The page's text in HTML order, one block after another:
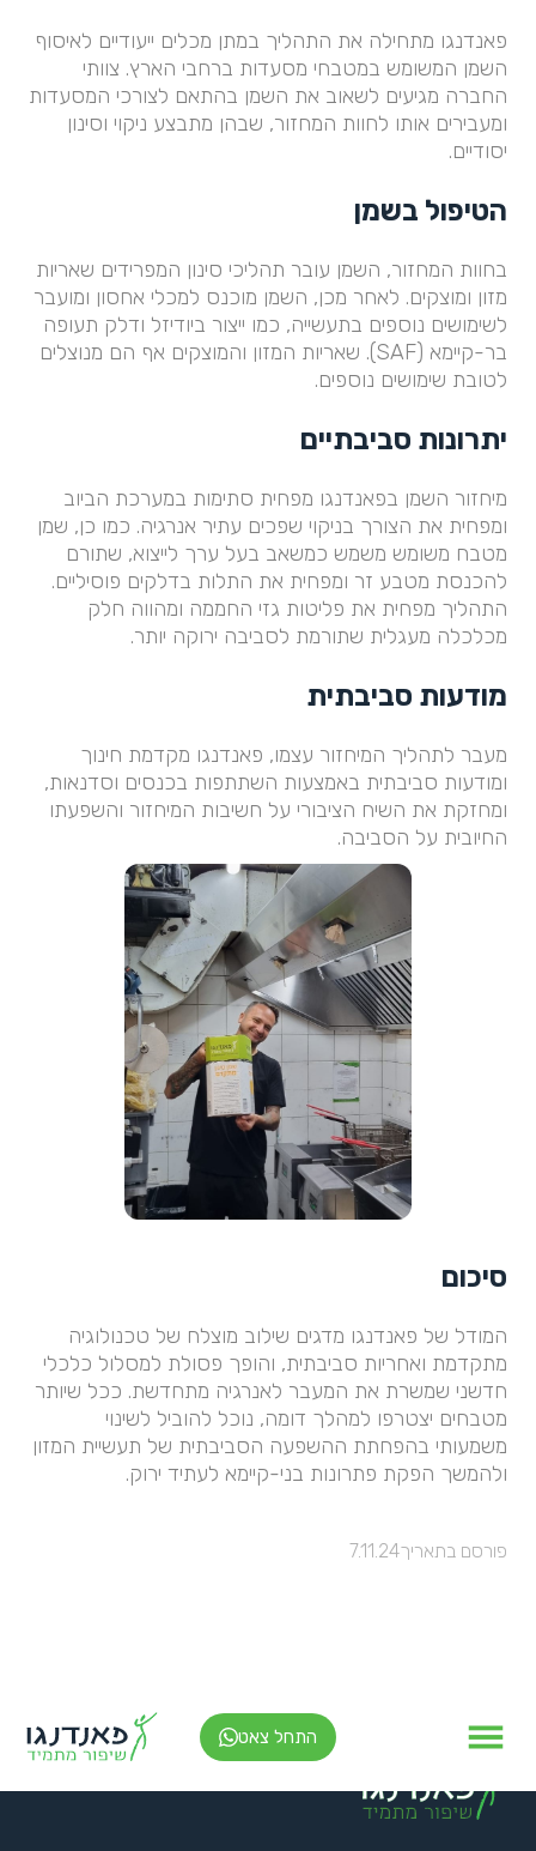
פאנדנגו מתחילה את התהליך במתן מכלים ייעודיים לאיסוף
השמן המשומש במטבחי מסעדות ברחבי הארץ. צוותי
החברה מגיעים לשאוב את השמן בהתאם לצורכי המסעדות
ומעבירים אותו לחוות המחזור, שבהן מתבצע ניקוי וסינון
יסודיים.
הטיפול בשמן
בחוות המחזור, השמן עובר תהליכי סינון המפרידים שאריות
מזון ומוצקים. לאחר מכן, השמן מוכנס למכלי אחסון ומועבר
לשימושים נוספים בתעשייה, כמו ייצור ביודיזל ודלק תעופה
בר-קיימא (SAF). שאריות המזון והמוצקים אף הם מנוצלים
לטובת שימושים נוספים.
יתרונות סביבתיים
מיחזור השמן בפאנדנגו מפחית סתימות במערכת הביוב
ומפחית את הצורך בניקוי שפכים עתיר אנרגיה. כמו כן, שמן
מטבח משומש משמש כמשאב בעל ערך לייצוא, שתורם
להכנסת מטבע זר ומפחית את התלות בדלקים פוסיליים.
התהליך מפחית את פליטות גזי החממה ומהווה חלק
מכלכלה מעגלית שתורמת לסביבה ירוקה יותר.
מודעות סביבתית
מעבר לתהליך המיחזור עצמו, פאנדנגו מקדמת חינוך
ומודעות סביבתית באמצעות השתתפות בכנסים וסדנאות,
ומחזקת את השיח הציבורי על חשיבות המיחזור והשפעתו
החיובית על הסביבה.
סיכום
המודל של פאנדנגו מדגים שילוב מוצלח של טכנולוגיה
מתקדמת ואחריות סביבתית, והופך פסולת למסלול כלכלי
חדשני שמשרת את המעבר לאנרגיה מתחדשת. ככל שיותר
מטבחים יצטרפו למהלך דומה, נוכל להוביל לשינוי
משמעותי בהפחתת ההשפעה הסביבתית של תעשיית המזון
ולהמשך הפקת פתרונות בני-קיימא לעתיד ירוק.
פורסם בתאריך7.11.24
התחל צאט